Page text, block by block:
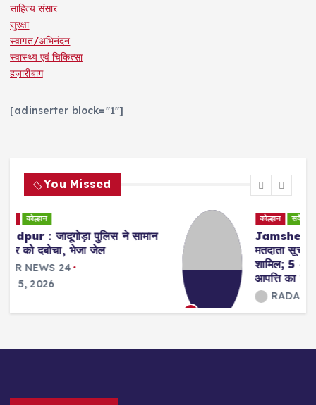
साहित्य संसार
सुरक्षा
स्वागत/अभिनंदन
स्वास्थ्य एवं चिकित्सा
हज़ारीबाग
[adinserter block="1"]
You Missed
3
Jamshedpur : पूर्वी सिंहभूम में प्रारूप
मतदाता सूची प्रकाशित, 15.11 लाख मतदाता
शामिल; 5 अगस्त से 4 सितंबर तक दावा-
RADAR NEWS 24
August 5, 2026